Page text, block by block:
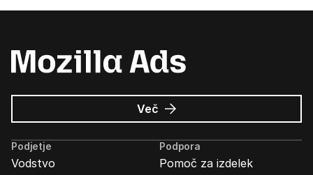
Več o
Oglasi
Mozilla
Podjetje
Vodstvo
Podpora
Pomoč za izdelek